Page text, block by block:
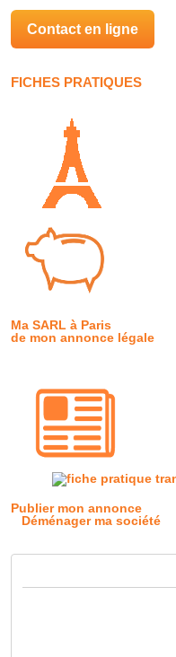
Contact en ligne
FICHES PRATIQUES
Ma SARL à Paris
de mon annonce légale
Publier mon annonce
Déménager ma société